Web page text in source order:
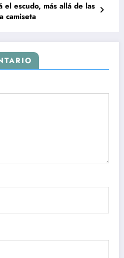
el escudo, más allá de las
camiseta